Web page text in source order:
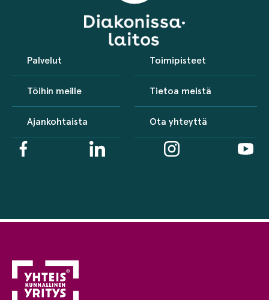
Palvelut Toimipisteet
Töihin meille Tietoa meistä
Ajankohtaista Ota yhteyttä